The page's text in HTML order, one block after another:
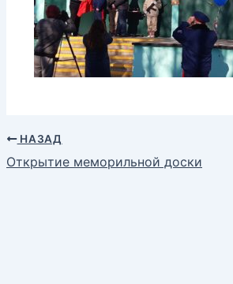
НАЗАД
Открытие меморильной доски